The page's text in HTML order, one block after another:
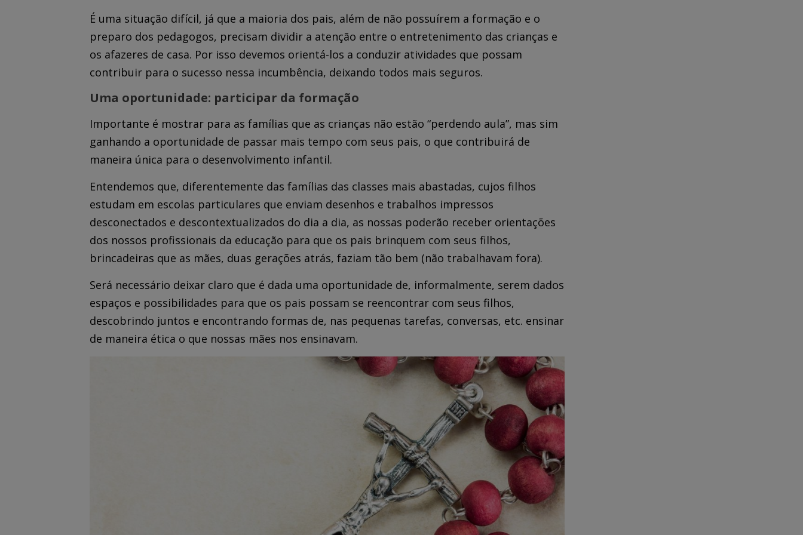
É uma situação difícil, já que a maioria dos pais, além de não possuírem a formação e o
preparo dos pedagogos, precisam dividir a atenção entre o entretenimento das crianças e
os afazeres de casa. Por isso devemos orientá-los a conduzir atividades que possam
contribuir para o sucesso nessa incumbência, deixando todos mais seguros.
Uma oportunidade: participar da formação
Importante é mostrar para as famílias que as crianças não estão “perdendo aula”, mas sim
ganhando a oportunidade de passar mais tempo com seus pais, o que contribuirá de
maneira única para o desenvolvimento infantil.
Entendemos que, diferentemente das famílias das classes mais abastadas, cujos filhos
estudam em escolas particulares que enviam desenhos e trabalhos impressos
desconectados e descontextualizados do dia a dia, as nossas poderão receber orientações
dos nossos profissionais da educação para que os pais brinquem com seus filhos,
brincadeiras que as mães, duas gerações atrás, faziam tão bem (não trabalhavam fora).
Será necessário deixar claro que é dada uma oportunidade de, informalmente, serem dados
espaços e possibilidades para que os pais possam se reencontrar com seus filhos,
descobrindo juntos e encontrando formas de, nas pequenas tarefas, conversas, etc. ensinar
de maneira ética o que nossas mães nos ensinavam.